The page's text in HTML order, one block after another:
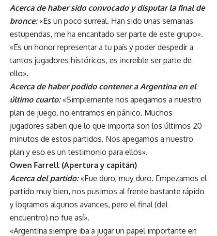
Acerca de haber sido convocado y disputar la final de
bronce: «Es un poco surreal. Han sido unas semanas
estupendas, me ha encantado ser parte de este grupo».
«Es un honor representar a tu país y poder despedir a
tantos jugadores históricos, es increíble ser parte de
ello».
Acerca de haber podido contener a Argentina en el
último cuarto: «Simplemente nos apegamos a nuestro
plan de juego, no entramos en pánico. Muchos
jugadores saben que lo que importa son los últimos 20
minutos de estos partidos. Nos apegamos a nuestro
plan y eso es un testimonio para ellos».
Owen Farrell (Apertura y capitán)
Acerca del partido: «Fue duro, muy duro. Empezamos el
partido muy bien, nos pusimos al frente bastante rápido
y logramos algunos avances, pero el final (del
encuentro) no fue así».
«Argentina siempre iba a jugar un papel importante en